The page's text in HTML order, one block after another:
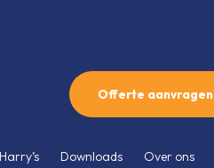
Offerte aanvragen
Downloads Over ons